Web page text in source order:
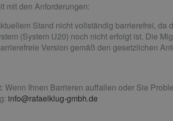
mit den Anforderungen:
Stand nicht vollständig barrierefrei, da
(System U20) noch nicht erfolgt ist. Die
Version gemäß den gesetzlichen
Wenn Ihnen Barrieren auffallen oder Sie
info@rafaelklug-gmbh.de